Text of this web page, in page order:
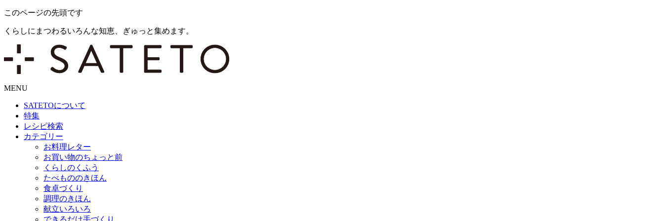
このページの先頭です
くらしにまつわるいろんな知恵、ぎゅっと集めます。
MENU
SATETOについて
特集
レシピ検索
カテゴリー
お料理レター
お買い物のちょっと前
くらしのくふう
たべもののきほん
食卓づくり
調理のきほん
献立いろいろ
できるだけ手づくり